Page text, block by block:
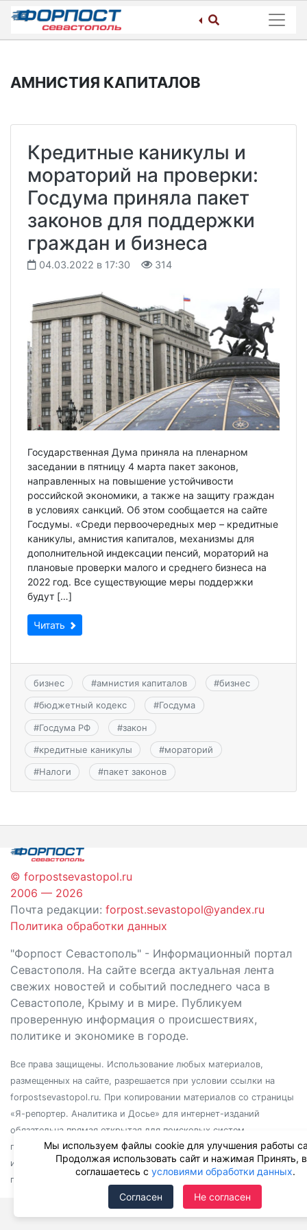
Skip
content
АМНИСТИЯ КАПИТАЛОВ
Кредитные каникулы и
мораторий на проверки:
Госдума приняла пакет
законов для поддержки
граждан и бизнеса
04.03.2022 в 17:30 314
Государственная Дума приняла на пленарном
заседании в пятницу 4 марта пакет законов,
направленных на повышение устойчивости
российской экономики, а также на защиту граждан
в условиях санкций. Об этом сообщается на сайте
Госдумы. «Среди первоочередных мер – кредитные
каникулы, амнистия капиталов, механизмы для
дополнительной индексации пенсий, мораторий на
плановые проверки малого и среднего бизнеса на
2022 год. Все существующие меры поддержки
будут […]
Читать
бизнес #амнистия капиталов #бизнес
#бюджетный кодекс #Госдума
#Госдума РФ #закон
#кредитные каникулы #мораторий
#Налоги #пакет законов
© forpostsevastopol.ru
2006 — 2026
Почта редакции: forpost.sevastopol@yandex.ru
Политика обработки данных
"Форпост Севастополь" - Информационный портал
Севастополя. На сайте всегда актуальная лента
свежих новостей и событий последнего часа в
Севастополе, Крыму и в мире. Публикуем
проверенную информация о происшествиях,
политике и экономике в городе.
Все права защищены. Использование любых материалов,
размещенных на сайте, разрешается при условии ссылки на
forpostsevastopol.ru. При копировании материалов со страницы
«Я-репортер. Аналитика и Досье» для интернет-изданий
обязательна прямая открытая для поисковых систем
гиперссылка. Независимо от полного или частичного
использования материалов, ссылка должна быть размещена в
подзаголовке или первом абзаце материала.
Мы используем файлы cookie для улучшения работы
Продолжая использовать сайт и нажимая Принять,
соглашаетесь с условиями обработки данных.
Согласен Не согласен